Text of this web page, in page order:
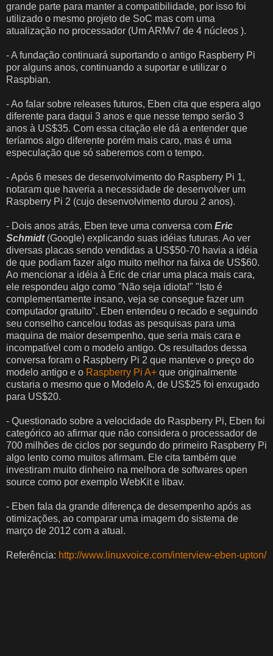
grande parte para manter a compatibilidade, por isso foi
utilizado o mesmo projeto de SoC mas com uma
atualização no processador (Um ARMv7 de 4 núcleos ).
- A fundação continuará suportando o antigo Raspberry Pi
por alguns anos, continuando a suportar e utilizar o
Raspbian.
- Ao falar sobre releases futuros, Eben cita que espera algo
diferente para daqui 3 anos e que nesse tempo serão 3
anos à US$35. Com essa citação ele dá a entender que
teríamos algo diferente porém mais caro, mas é uma
especulação que só saberemos com o tempo.
- Após 6 meses de desenvolvimento do Raspberry Pi 1,
notaram que haveria a necessidade de desenvolver um
Raspberry Pi 2 (cujo desenvolvimento durou 2 anos).
- Dois anos atrás, Eben teve uma conversa com Eric
Schmidt(Google) explicando suas idéias futuras. Ao ver
diversas placas sendo vendidas a US$50-70 havia a idéia
de que podiam fazer algo muito melhor na faixa de US$60.
Ao mencionar a idéia à Eric de criar uma placa mais cara,
ele respondeu algo como "Não seja idiota!" "Isto é
complementamente insano, veja se consegue fazer um
computador gratuito". Eben entendeu o recado e seguindo
seu conselho cancelou todas as pesquisas para uma
maquina de maior desempenho, que seria mais cara e
incompatível com o modelo antigo. Os resultados dessa
conversa foram o Raspberry Pi 2 que manteve o preço do
modelo antigo e o Raspberry Pi A+ que originalmente
custaria o mesmo que o Modelo A, de US$25 foi enxugado
para US$20.
- Questionado sobre a velocidade do Raspberry Pi, Eben foi
categórico ao afirmar que não considera o processador de
700 milhões de ciclos por segundo do primeiro Raspberry Pi
algo lento como muitos afirmam. Ele cita também que
investiram muito dinheiro na melhora de softwares open
source como por exemplo WebKit e libav.
- Eben fala da grande diferença de desempenho após as
otimizações, ao comparar uma imagem do sistema de
março de 2012 com a atual.
Referência: http://www.linuxvoice.com/interview-eben-upton/